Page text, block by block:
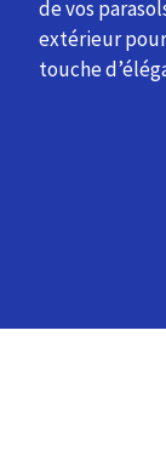
de vos
extérieur
touche